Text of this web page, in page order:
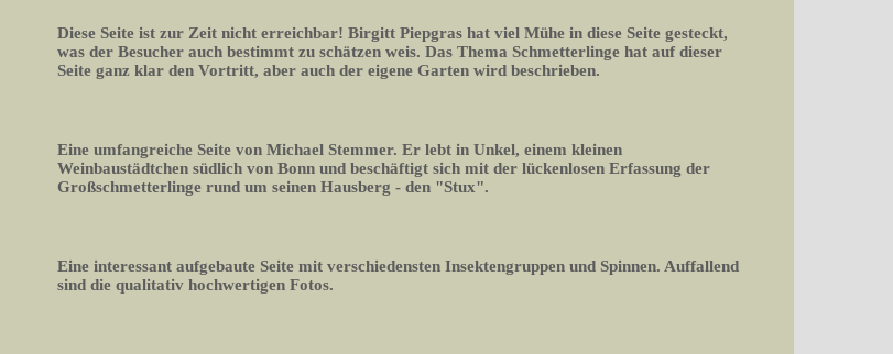
Diese Seite ist zur Zeit nicht erreichbar! Birgitt Piepgras hat viel Mühe in diese Seite gesteckt,
was der Besucher auch bestimmt zu schätzen weis. Das Thema Schmetterlinge hat auf dieser
Seite ganz klar den Vortritt, aber auch der eigene Garten wird beschrieben.
Eine umfangreiche Seite von Michael Stemmer. Er lebt in Unkel, einem kleinen
Weinbaustädtchen südlich von Bonn und beschäftigt sich mit der lückenlosen Erfassung der
Großschmetterlinge rund um seinen Hausberg - den "Stux".
Eine interessant aufgebaute Seite mit verschiedensten Insektengruppen und Spinnen. Auffallend
sind die qualitativ hochwertigen Fotos.